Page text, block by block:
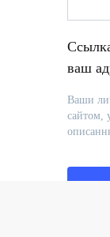
ваш
Ваши
сайтом,